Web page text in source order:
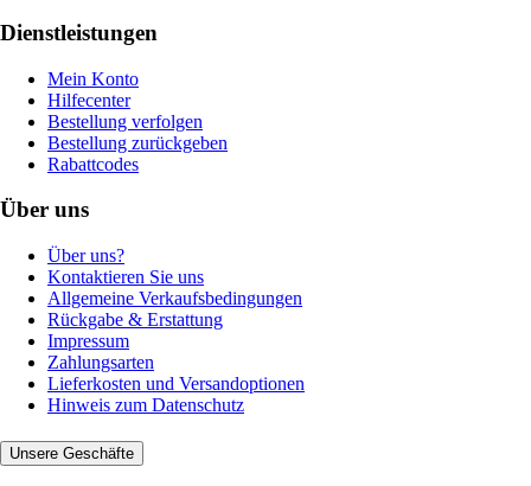
Dienstleistungen
Mein Konto
Hilfecenter
Bestellung verfolgen
Bestellung zurückgeben
Rabattcodes
Über uns
Über uns?
Kontaktieren Sie uns
Allgemeine Verkaufsbedingungen
Rückgabe & Erstattung
Impressum
Zahlungsarten
Lieferkosten und Versandoptionen
Hinweis zum Datenschutz
Unsere Geschäfte